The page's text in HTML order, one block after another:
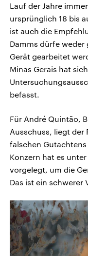
Lauf der Jahre
ursprünglich 18 bis
ist auch die
Damms dürfe
Gerät gearbeitet
Minas Gerais hat
befasst.
Für André Quintão,
Ausschuss, liegt der
falschen
Konzern hat es
vorgelegt, um die
Das ist ein schwerer